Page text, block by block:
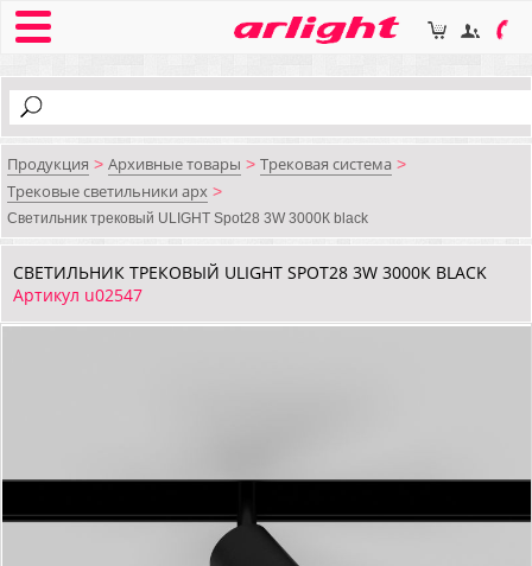
Продукция > Архивные товары > Трековая система >
Трековые светильники арх >
Светильник трековый ULIGHT Spot28 3W 3000К black
СВЕТИЛЬНИК ТРЕКОВЫЙ ULIGHT SPOT28 3W 3000К BLACK
Артикул u02547